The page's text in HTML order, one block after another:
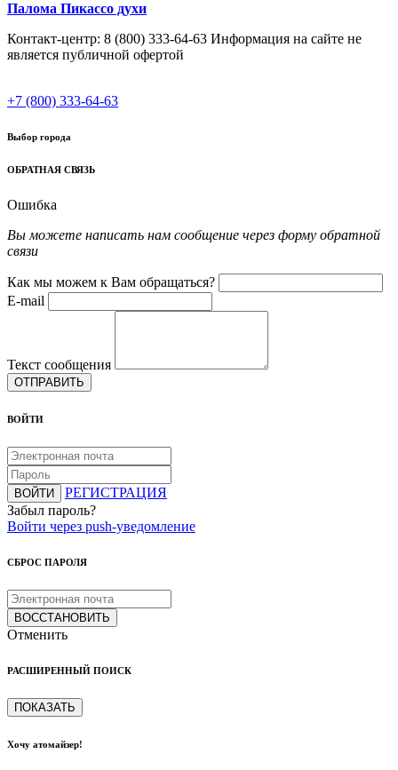
Палома Пикассо духи
Контакт-центр: 8 (800) 333-64-63 Информация на сайте не
является публичной офертой
+7 (800) 333-64-63
Выбор города
ОБРАТНАЯ СВЯЗЬ
Ошибка
Вы можете написать нам сообщение через форму обратной
связи
Как мы можем к Вам обращаться?
E-mail
Текст сообщения
ОТПРАВИТЬ
ВОЙТИ
ВОЙТИ
РЕГИСТРАЦИЯ
Забыл пароль?
Войти через push-уведомление
СБРОС ПАРОЛЯ
ВОССТАНОВИТЬ
Отменить
РАСШИРЕННЫЙ ПОИСК
ПОКАЗАТЬ
Хочу атомайзер!